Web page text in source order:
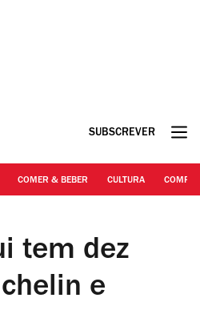
SUBSCREVER
COMER & BEBER CULTURA
tem dez
e